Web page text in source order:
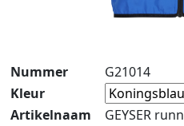
Nummer
G21014
Kleur
Artikelnaam
GEYSER